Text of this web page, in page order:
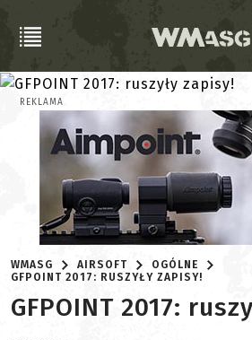
REKLAMA
WMASG AIRSOFT
OGÓLNE
GFPOINT 2017: RUSZYŁY ZAPISY!
GFPOINT 2017: